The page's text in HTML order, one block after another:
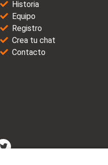
Historia
Equipo
Registro
Crea tu chat
Contacto